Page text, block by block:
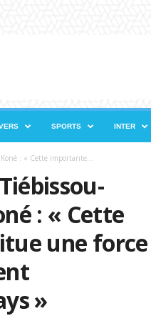
SPORTS INTER
: « Cette importante...
: « Cette
une force
»